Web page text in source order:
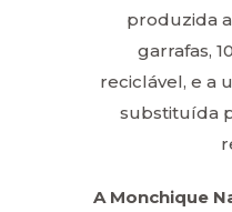
produzida
garrafas,
reciclável, e a
substituída
A Monchique